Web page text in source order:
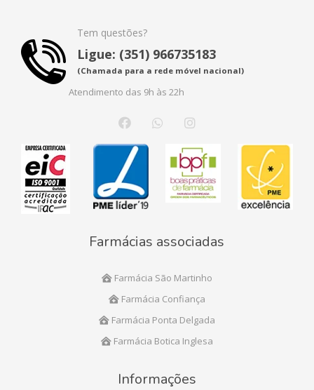
Tem questões?
Ligue: (351) 966735183
(Chamada para a rede móvel nacional)
Atendimento das 9h às 22h
Farmácias associadas
Farmácia São Martinho
Farmácia Confiança
Farmácia Ponta Delgada
Farmácia Botica Inglesa
Informações